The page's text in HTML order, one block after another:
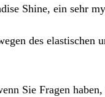
Shine, ein sehr
des
Sie Fragen